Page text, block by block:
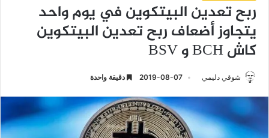
ربح تعدين البيتكوين في يوم واحد
يتجاوز أضعاف ربح تعدين البيتكوين
كاش BCH و BSV
شوقي دليمي 2019-08-07 دقيقة واحدة